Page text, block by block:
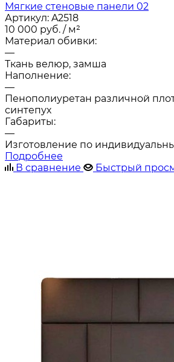
Мягкие стеновые панели 02
Артикул: A2518
10 000 руб. / м²
Материал обивки:
—
Ткань велюр, замша
Наполнение:
—
Пенополиуретан различной
синтепух
Габариты:
—
Изготовление по
Подробнее
В сравнение
Быстрый